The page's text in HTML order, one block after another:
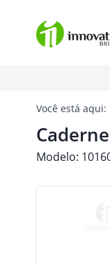
Você está aqui:
Modelo: